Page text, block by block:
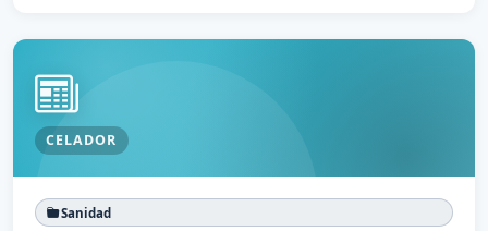
CELADOR
Sanidad